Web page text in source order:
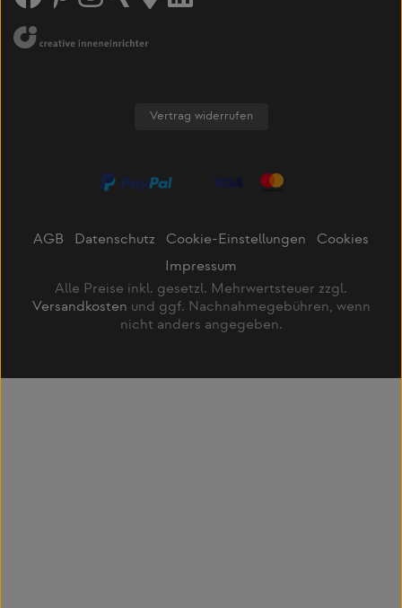
Vertrag widerrufen
AGB Datenschutz Cookie-Einstellungen
Cookies
Impressum
Alle Preise inkl. gesetzl. Mehrwertsteuer zzgl.
Versandkosten und ggf. Nachnahmegebühren, wenn
nicht anders angegeben.